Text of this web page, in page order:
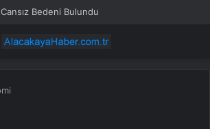
Cansız Bedeni Bulundu